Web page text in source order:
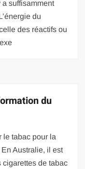
a suffisamment
du
des réactifs ou
du
le tabac pour la
Australie, il est
cigarettes de tabac